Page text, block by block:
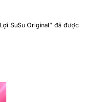
SuSu Original” đã được